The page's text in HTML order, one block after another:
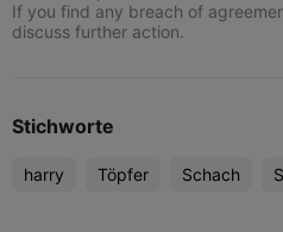
If you find any breach of
discuss further action.
Stichworte
harry Töpfer Schach